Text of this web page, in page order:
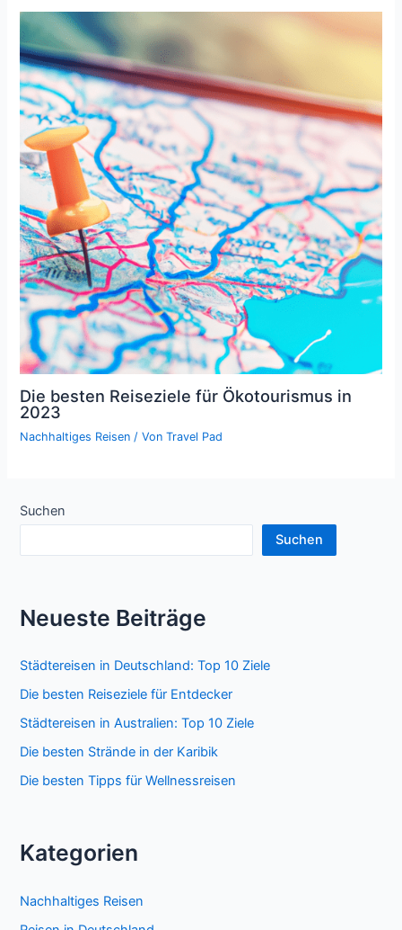
Die besten Reiseziele für Ökotourismus in
2023
Nachhaltiges Reisen / VonTravel Pad
Suchen
Suchen
Neueste Beiträge
Städtereisen in Deutschland: Top 10 Ziele
Die besten Reiseziele für Entdecker
Städtereisen in Australien: Top 10 Ziele
Die besten Strände in der Karibik
Die besten Tipps für Wellnessreisen
Kategorien
Nachhaltiges Reisen